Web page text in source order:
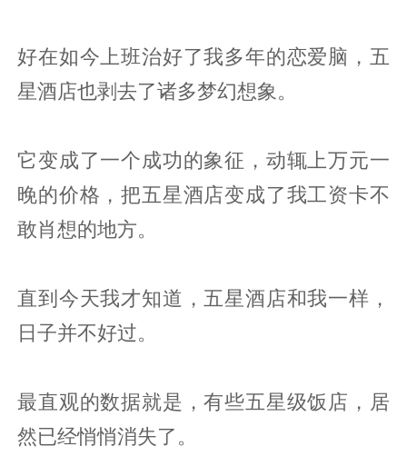
好在如今上班治好了我多年的恋爱脑，五
星酒店也剥去了诸多梦幻想象。
它变成了一个成功的象征，动辄上万元一
晚的价格，把五星酒店变成了我工资卡不
敢肖想的地方。
直到今天我才知道，五星酒店和我一样，
日子并不好过。
最直观的数据就是，有些五星级饭店，居
然已经悄悄消失了。